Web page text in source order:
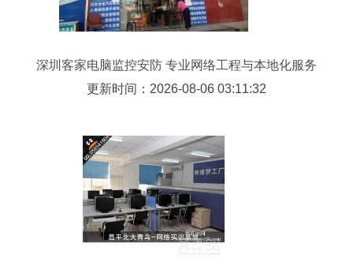
深圳客家电脑监控安防 专业网络工程与本地化服务
指南
更新时间：2026-08-06 03:11:32